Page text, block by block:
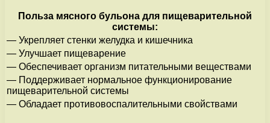
Польза мясного бульона для пищеварительной
системы:
— Укрепляет стенки желудка и кишечника
— Улучшает пищеварение
— Обеспечивает организм питательными веществами
— Поддерживает нормальное функционирование
пищеварительной системы
— Обладает противовоспалительными свойствами